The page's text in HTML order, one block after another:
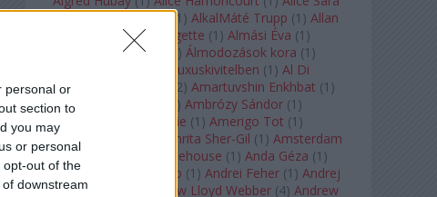
personal or
section to
you may
or personal
opt-out of the
downstream
Ott (1) Alice Springs (1 ) AlkalMáté Trupp (1 ) Allan
Allen Midgette (1 ) Almási Éva (1 )
Almásy László Ede
) Álmodozások kora (1 )
Álom luxuskivitelben (1 ) Al Di
Meola
2) Amartuvshin Enkhbat (1 )
Ambroise Thomas
) Ambrózy Sándor (1 )
Ambrus Kyri
Amélie (1 ) Amerigo Tot (1 )
Amikor Galéria
Amrita Sher-Gil (1 ) Amsterdam
Baroque
Amy Winehouse (1 ) Anda Géza (1 )
Andrea del Verrocchio (1 ) Andrei Feher (1 ) Andrej
Tarkovszkij
Andrew Lloyd Webber (4) Andrew